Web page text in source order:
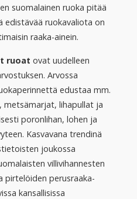
suomalainen ruoka pitää
edistävää ruokavaliota on
raaka-ainein.
ruoat ovat uudelleen
Arvossa
edustaa mm.
metsämarjat, lihapullat ja
poronlihan, lohen ja
Kasvavana trendinä
joukossa
villivihannesten
pirtelöiden perusraaka-
kansallisissa